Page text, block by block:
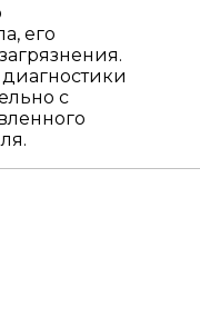
его
с